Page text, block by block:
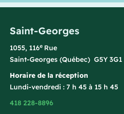
Saint-Georges
1055, 116e Rue
Saint-Georges (Québec) G5Y 3G1
Horaire de la réception
Lundi-vendredi : 7 h 45 à 15 h 45
418 228-8896